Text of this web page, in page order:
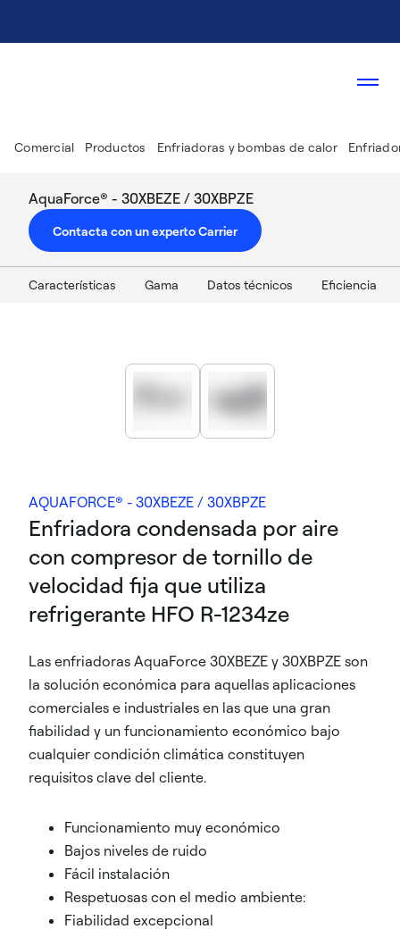
Comercial Productos Enfriadoras y bombas de calor
AquaForce® - 30XBEZE / 30XBPZE
Contacta con un experto Carrier
Características Gama Datos técnicos Eficiencia
AQUAFORCE® - 30XBEZE / 30XBPZE
Enfriadora condensada por aire
con compresor de tornillo de
velocidad fija que utiliza
refrigerante HFO R-1234ze
Las enfriadoras AquaForce 30XBEZE y 30XBPZE son
la solución económica para aquellas aplicaciones
comerciales e industriales en las que una gran
fiabilidad y un funcionamiento económico bajo
cualquier condición climática constituyen
requisitos clave del cliente.
Funcionamiento muy económico
Bajos niveles de ruido
Fácil instalación
Respetuosas con el medio ambiente:
Fiabilidad excepcional